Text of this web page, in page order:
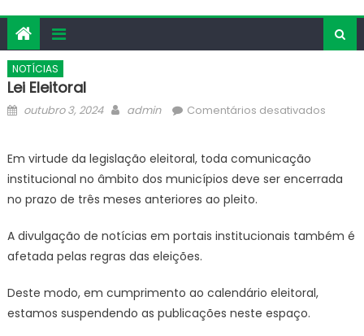
NOTÍCIAS
Lei Eleitoral
Posted
outubro 3, 2024 Author
admin Comentários desativadosem
Em virtude da legislação eleitoral, toda comunicação
institucional no âmbito dos municípios deve ser encerrada
no prazo de três meses anteriores ao pleito.
A divulgação de notícias em portais institucionais também é
afetada pelas regras das eleições.
Deste modo, em cumprimento ao calendário eleitoral,
estamos suspendendo as publicações neste espaço.